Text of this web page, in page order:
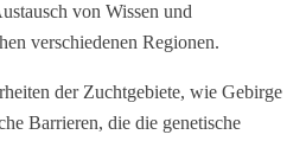
von Wissen und
verschiedenen Regionen.
der Zuchtgebiete, wie Gebirge
Barrieren, die die genetische